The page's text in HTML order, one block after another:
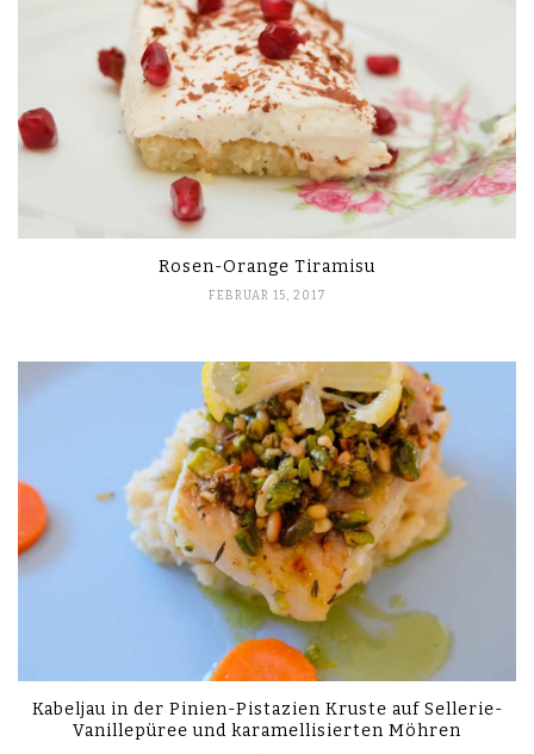
Rosen-Orange Tiramisu
FEBRUAR 15, 2017
Kabeljau in der Pinien-Pistazien Kruste auf Sellerie-
Vanillepüree und karamellisierten Möhren